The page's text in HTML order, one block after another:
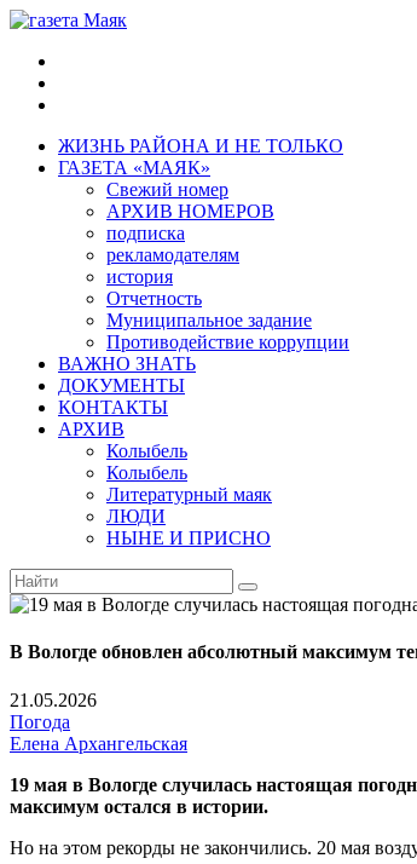
ЖИЗНЬ РАЙОНА И НЕ ТОЛЬКО
ГАЗЕТА «МАЯК»
Свежий номер
АРХИВ НОМЕРОВ
подписка
рекламодателям
история
Отчетность
Муниципальное задание
Противодействие коррупции
ВАЖНО ЗНАТЬ
ДОКУМЕНТЫ
КОНТАКТЫ
АРХИВ
Колыбель
Колыбель
Литературный маяк
ЛЮДИ
НЫНЕ И ПРИСНО
В Вологде обновлен абсолютный максимум
21.05.2026
Погода
Елена Архангельская
19 мая в Вологде случилась настоящая
максимум остался в истории.
Но на этом рекорды не закончились. 20 мая